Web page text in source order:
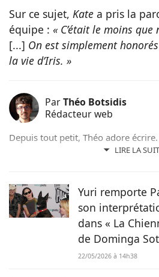
Sur ce sujet, Kate a pris la
équipe : « C’était le moins
[...] On est simplement
la vie d’Iris. »
ParThéo Botsidis
Rédacteur web
LIRE LA
Depuis tout petit, Théo adore
rédacteur web, il partage avec
Yuri remporte
son
dans « La
de Dominga
22/05/2026 à 14h38